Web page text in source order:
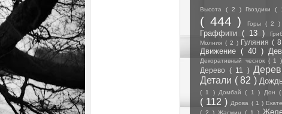
Высота ( 2 ) Гвоздики (
( 444 )
Горы ( 2 )
Граффити( 13 )
Молния ( 2 ) Гуляния(
Движение ( 40 )
Декоративный чеснок ( 1 )
Дерево ( 11 )
Детали ( 82 ) Дождь
( 1 ) Домбай( 1 ) Дон
( 112 ) Дрова ( 1 )
( 2 ) Жасмин ( 1 )